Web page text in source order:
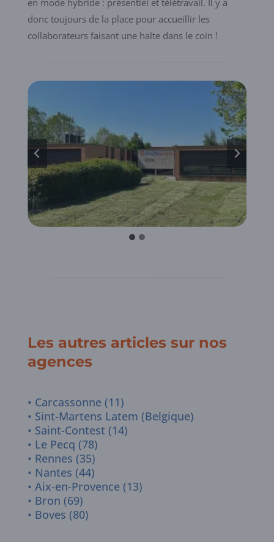
donc toujours de la place pour accueillir les
collaborateurs faisant une halte dans le coin !
Les autres articles sur nos
agences
Carcassonne (11)
Sint-Martens Latem (Belgique)
Saint-Contest (14)
Le Pecq (78)
Rennes (35)
Nantes (44)
Aix-en-Provence (13)
Bron (69)
Boves (80)